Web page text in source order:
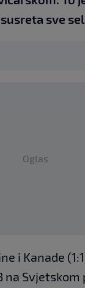
sve
Oglas
i Kanade
na